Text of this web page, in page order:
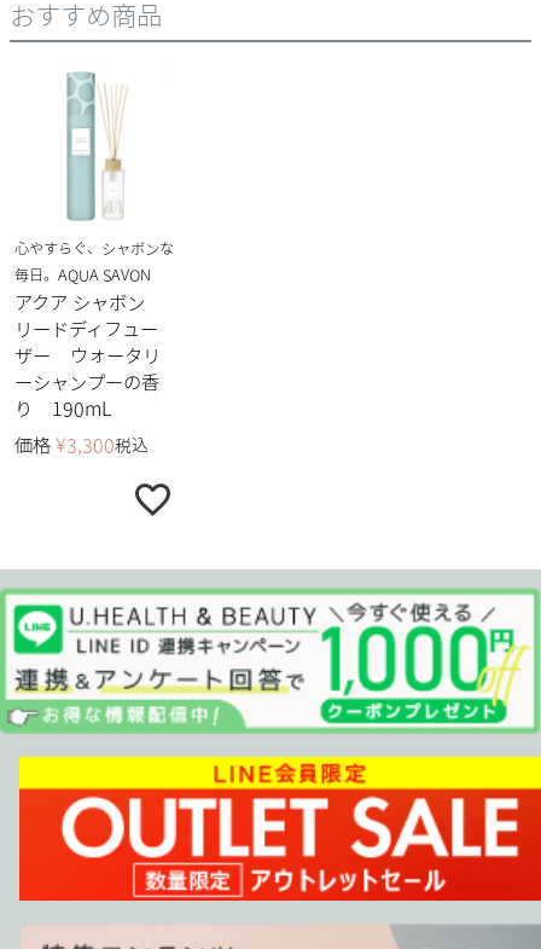
おすすめ商品
心やすらぐ、シャボンな
毎日。AQUA SAVON
アクア シャボン
リードディフュー
ザー ウォータリ
ーシャンプーの香
り 190mL
価格 ¥3,300税込